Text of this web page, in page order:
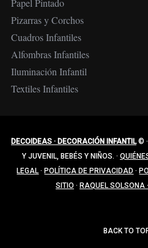
Pizarras y Corchos
Cuadros Infantiles
Alfombras Infantiles
Iluminación Infantil
Textiles Infantiles
DECOIDEAS · DECORACIÓN INFANTIL© ·
Y JUVENIL, BEBÉS Y NIÑOS. ·
LEGAL · POLÍTICA DE PRIVACIDAD ·
SITIO · RAQUEL SOLSONA
BACK TO